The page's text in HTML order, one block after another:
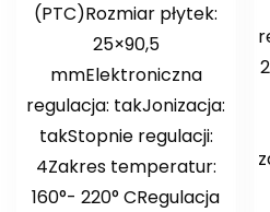
(PTC)Rozmiar płytek:
25×90,5
mmElektroniczna
regulacja: takJonizacja:
takStopnie regulacji:
4Zakres temperatur:
160°- 220° CRegulacja